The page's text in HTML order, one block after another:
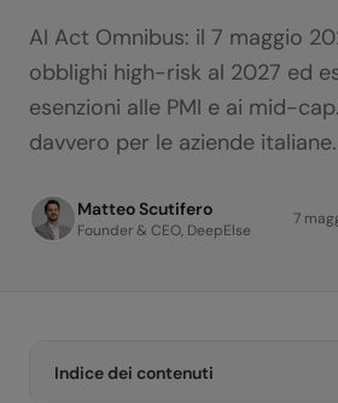
AI Act Omnibus: il 7 maggio
obblighi high-risk al 2027 ed
esenzioni alle PMI e ai mid-
davvero per le aziende italiane.
Matteo Scutifero
Founder & CEO, DeepElse
7
Indice dei contenuti